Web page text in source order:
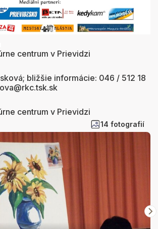
centrum v Prievidzi
bližšie informácie: 046 / 512 18
centrum v Prievidzi
14 fotografií